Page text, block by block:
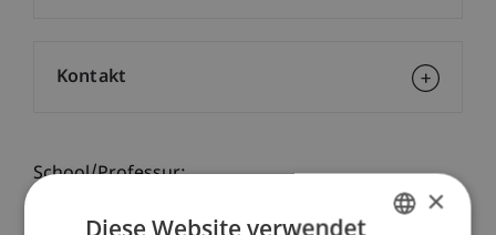
School/Professur:
Kontakt
×
Diese Website verwendet